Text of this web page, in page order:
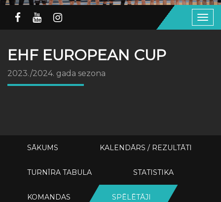
EHF EUROPEAN CUP
2023./2024. gada sezona
SĀKUMS KALENDĀRS / REZULTĀTI
TURNĪRA TABULA STATISTIKA
KOMANDAS SPĒLĒTĀJI